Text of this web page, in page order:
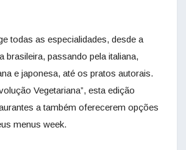
todas as especialidades, desde a
brasileira, passando pela italiana,
e japonesa, até os pratos autorais.
Vegetariana”, esta edição
a também oferecerem opções
menus week.